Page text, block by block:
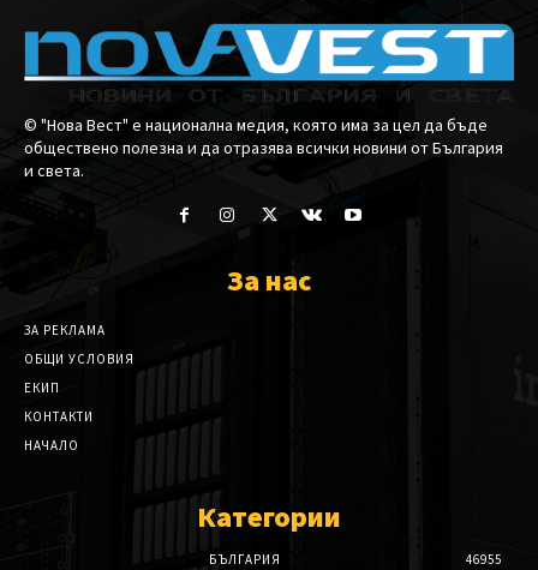
© "Нова Вест" е национална медия, която има за цел да бъде
обществено полезна и да отразява всички новини от България
и света.
За нас
ЗА РЕКЛАМА
ОБЩИ УСЛОВИЯ
ЕКИП
КОНТАКТИ
НАЧАЛО
Категории
БЪЛГАРИЯ
46955